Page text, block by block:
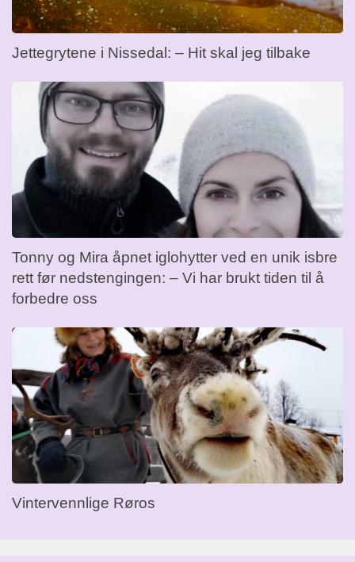
Jettegrytene i Nissedal: – Hit skal jeg tilbake
Tonny og Mira åpnet iglohytter ved en unik isbre
rett før nedstengingen: – Vi har brukt tiden til å
forbedre oss
Vintervennlige Røros